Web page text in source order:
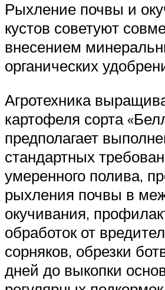
Рыхление почвы и
кустов советуют
внесением
органических
Агротехника
картофеля сорта
предполагает
стандартных
умеренного полива,
рыхления почвы в
окучивания,
обработок от
сорняков, обрезки
дней до выкопки